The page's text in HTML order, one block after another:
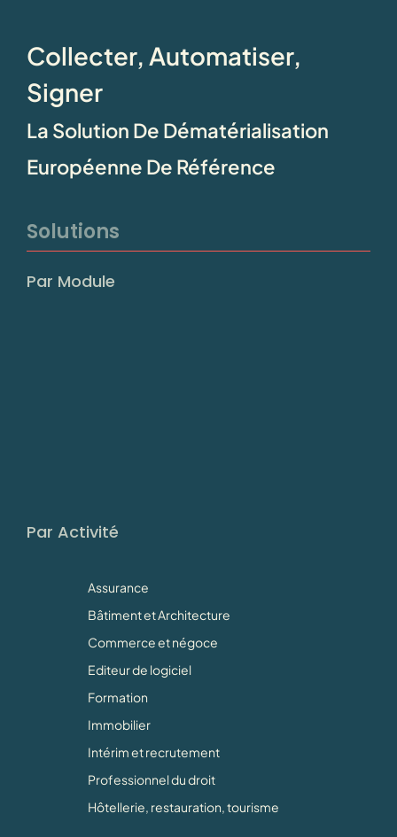
Collecter, Automatiser,
Signer
La Solution De Dématérialisation
Européenne De Référence
Solutions
Par Module
Par Activité
Assurance
Bâtiment et Architecture
Commerce et négoce
Editeur de logiciel
Formation
Immobilier
Intérim et recrutement
Professionnel du droit
Hôtellerie, restauration, tourisme